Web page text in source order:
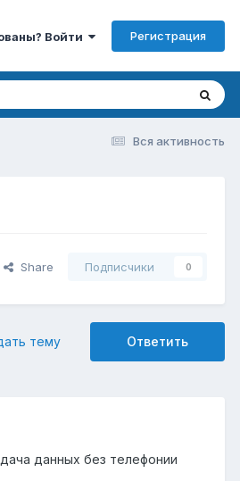
Войти Регистрация
Вся активность
Share Подписчики 0
Ответить
тему
данных без телефонии